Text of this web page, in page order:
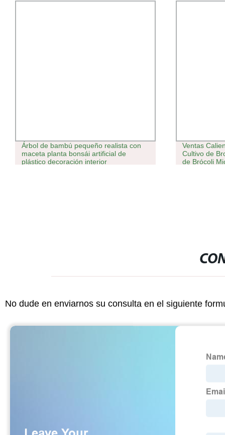
Árbol de bambú pequeño realista con
maceta planta bonsái artificial de
plástico decoración interior
Ventas
Cultivo de
de Brócoli
No dude en enviarnos su consulta en el siguiente